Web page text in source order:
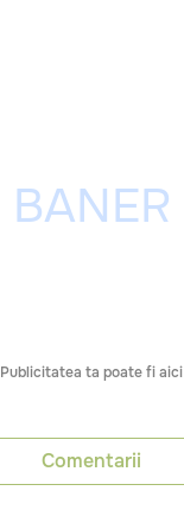
Publicitatea ta poate fi aici
Comentarii